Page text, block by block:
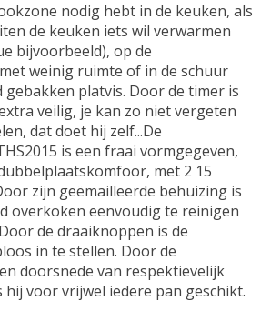
nodig hebt in de keuken, als
de keuken iets wil verwarmen
bijvoorbeeld), op de
weinig ruimte of in de schuur
platvis. Door de timer is
veilig, je kan zo niet vergeten
dat doet hij zelf...De
is een fraai vormgegeven,
met 2 15
zijn geëmailleerde behuizing is
overkoken eenvoudig te reinigen
de draaiknoppen is de
in te stellen. Door de
doorsnede van respektievelijk
hij voor vrijwel iedere pan geschikt.